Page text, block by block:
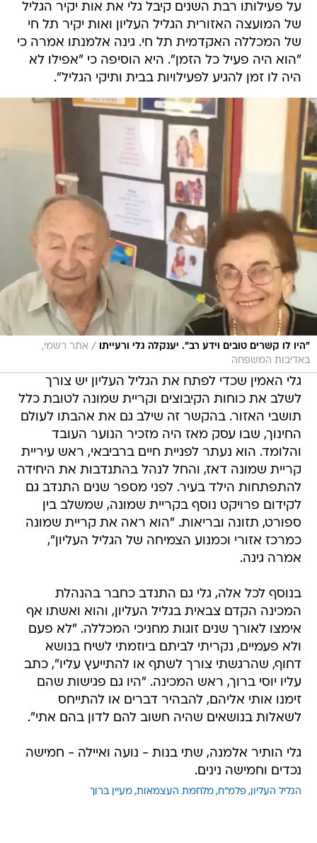
על פעילותו רבת השנים קיבל גלי את אות יקיר הגליל
של המועצה האזורית הגליל העליון ואות יקיר תל חי
של המכללה האקדמית תל חי. גינה אלמנתו אמרה כי
"הוא היה פעיל כל הזמן". היא הוסיפה כי "אפילו לא
היה לו זמן להגיע לפעילויות בבית ותיקי הגליל".
"היו לו קשרים טובים וידע רב". יענקלה גלי ורעייתו / אתר רשמי,
באדיבות המשפחה
גלי האמין שכדי לפתח את הגליל העליון יש צורך
לשלב את כוחות הקיבוצים וקריית שמונה לטובת כלל
תושבי האזור. בהקשר זה שילב גם את אהבתו לעולם
החינוך, שבו עסק מאז היה מזכיר הנוער העובד
והלומד. הוא נעתר לפניית חיים ברביבאי, ראש עיריית
קריית שמונה דאז, והחל לנהל בהתנדבות את היחידה
להתפתחות הילד בעיר. לפני מספר שנים התנדב גם
לקידום פרויקט נוסף בקריית שמונה, שמשלב בין
ספורט, תזונה ובריאות. "הוא ראה את קריית שמונה
כמרכז אזורי וכמנוע הצמיחה של הגליל העליון",
אמרה גינה.
בנוסף לכל אלה, גלי גם התנדב כחבר בהנהלת
המכינה הקדם צבאית בגליל העליון, והוא ואשתו אף
אימצו לאורך שנים זוגות מחניכי המכללה. "לא פעם
ולא פעמיים, נקריתי לביתם ביוזמתי לשיח בנושא
דחוף, שהרגשתי צורך לשתף או להתייעץ עליו", כתב
עליו יוסי ברוך, ראש המכינה. "היו גם פגישות שהם
זימנו אותי אליהם, להבהיר דברים או להתייחס
לשאלות בנושאים שהיה חשוב להם לדון בהם אתי".
גלי הותיר אלמנה, שתי בנות - נועה ואיילה - חמישה
נכדים וחמישה נינים.
הגליל העליון פלמ"ח מלחמת העצמאות מעיין ברוך